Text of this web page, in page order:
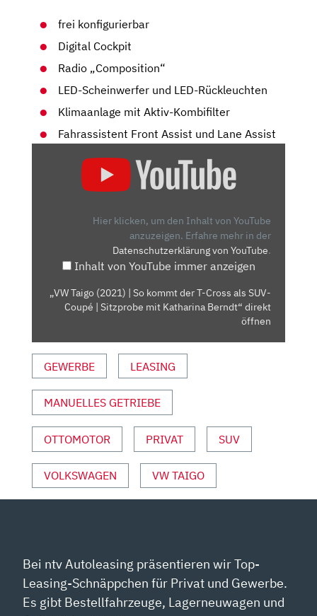
frei konfigurierbar
Digital Cockpit
Radio „Composition“
LED-Scheinwerfer und LED-Rückleuchten
Klimaanlage mit Aktiv-Kombifilter
Fahrassistent Front Assist und Lane Assist
CROSS
| SITZPROBE
MIT
KATHARINA
BERNDT“
YOUTUBE
ANZEIGEN
Hier klicken, um den Inhalt von YouTube
anzuzeigen. Erfahre mehr in der
Datenschutzerklärung von YouTube.
Inhalt von YouTube immer anzeigen
„VW Taigo (2021) | So kommt der T-Cross als SUV-
Coupé | Sitzprobe mit Katharina Berndt“ direkt
öffnen
GEWERBE LEASING
MANUELLES GETRIEBE
OTTOMOTOR PRIVAT SUV
VOLKSWAGEN VW TAIGO
Bei ntv Autoleasing präsentieren wir Top-
Leasing-Schnäppchen für Privat und Gewerbe.
Es gibt Bestellfahrzeuge, Lagerneuwagen und